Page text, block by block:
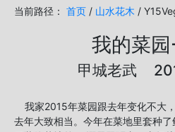
当前路径： 首页 / 山水花木 /
我的菜
甲城老武
我家2015年菜园跟去年变化不大
去年大致相当。今年在菜地里套种